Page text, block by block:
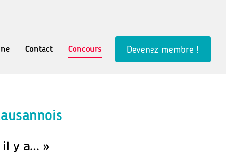
Contact Concours Devenez membre !
il y a… »